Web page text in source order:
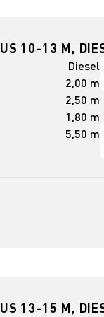
10-13 M,
Diesel
2,00 m
2,50 m
1,80 m
5,50 m
13-15 M,